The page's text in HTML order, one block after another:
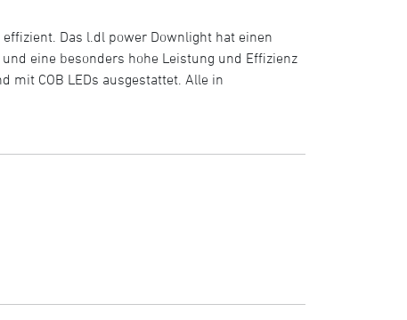
Das l.dl power Downlight hat einen
eine besonders hohe Leistung und Effizienz
mit COB LEDs ausgestattet. Alle in